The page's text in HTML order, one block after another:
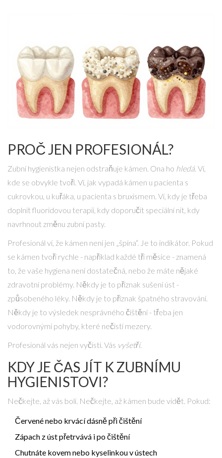
PROČ JEN PROFESIONÁL?
Zubní hygienistka nejen odstraňuje kámen. Ona ho hledá. Ví,
kde se obvykle tvoří. Ví, jak vypadá kámen u pacienta s
cukrovkou, u kuřáka, u pacienta s bruxismem. Ví, kdy je třeba
doplnit fluoridovou terapii, kdy doporučit speciální nit, kdy
navrhnout změnu zubní pasty.
Profesionál ví, že kámen není jen „špína“. Je to indikátor. Pokud
se kámen tvoří rychle - například každé tři měsíce - znamená
to, že vaše hygiena není dostatečná, nebo že máte nějaké
zdravotní problémy. Někdy je to příznak sušení úst -
způsobeného léky. Někdy je to příznak špatného stravování.
Někdy je to výsledek nesprávného čištění - třeba jen
vodorovnými pohyby, které nečistí mezery.
Profesionál vás nejen vyčistí. Vás vyšetří.
KDY JE ČAS JÍT K ZUBNÍMU
HYGIENISTOVI?
Nečkejte, až vás bolí. Nečkejte, až kámen bude vidět. Pokud:
Červené nebo krvácí dásně při čištění
Zápach z úst přetrvává i po čištění
Chutnáte kovem nebo kyselinkou v ústech